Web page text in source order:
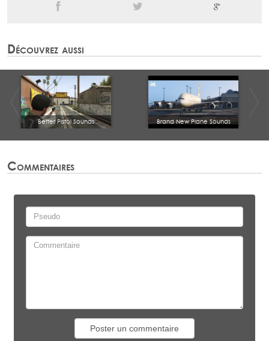
Découvrez aussi
Better Pistol Sounds Brand New Plane Sounds
Commentaires